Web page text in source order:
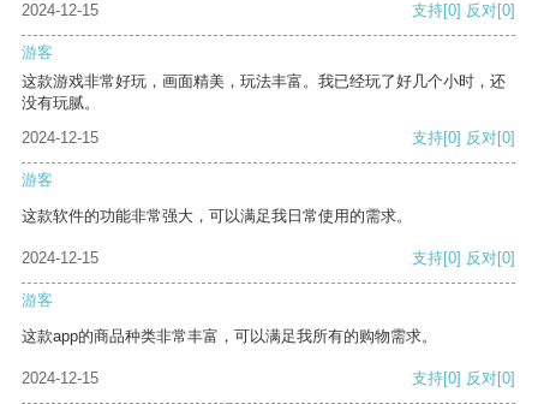
2024-12-15 支持[0] 反对[0]
游客
这款游戏非常好玩，画面精美，玩法丰富。我已经玩了好几个小时，还
没有玩腻。
2024-12-15
支持[0] 反对[0]
游客
这款软件的功能非常强大，可以满足我日常使用的需求。
2024-12-15 支持[0] 反对[0]
游客
这款app的商品种类非常丰富，可以满足我所有的购物需求。
2024-12-15 支持[0] 反对[0]